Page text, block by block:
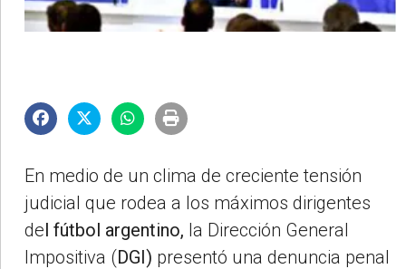
En medio de un clima de creciente tensión
judicial que rodea a los máximos dirigentes
del fútbol argentino, la Dirección General
Impositiva (DGI) presentó una denuncia penal